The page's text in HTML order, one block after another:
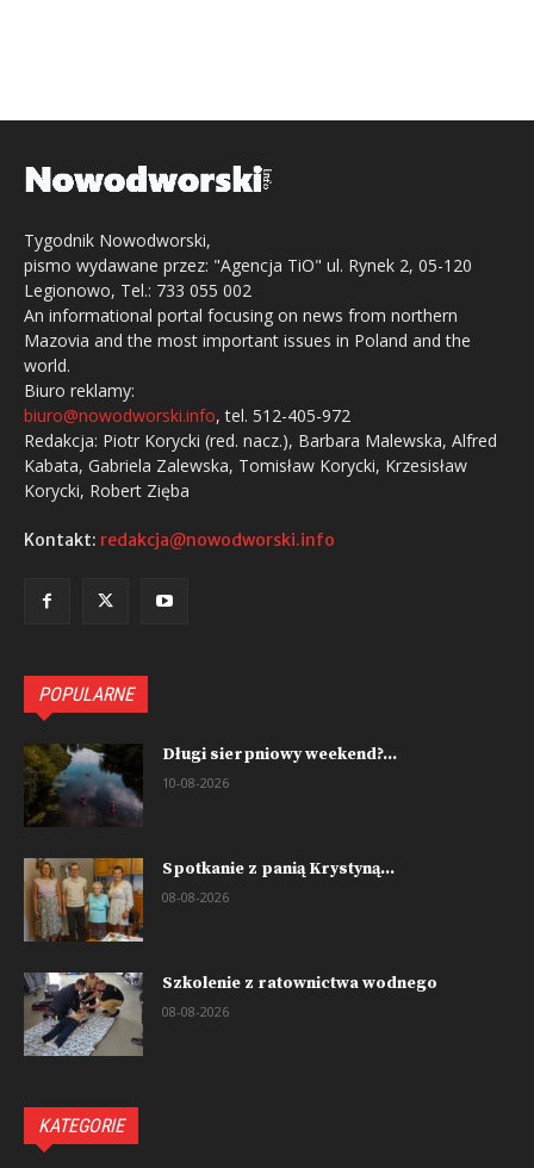
Tygodnik Nowodworski,
pismo wydawane przez: "Agencja TiO" ul. Rynek 2, 05-120
Legionowo, Tel.: 733 055 002
An informational portal focusing on news from northern
Mazovia and the most important issues in Poland and the
world.
Biuro reklamy:
biuro@nowodworski.info, tel. 512-405-972
Redakcja: Piotr Korycki (red. nacz.), Barbara Malewska, Alfred
Kabata, Gabriela Zalewska, Tomisław Korycki, Krzesisław
Korycki, Robert Zięba
Kontakt: redakcja@nowodworski.info
POPULARNE
Długi sierpniowy weekend?...
10-08-2026
Spotkanie z panią Krystyną...
08-08-2026
Szkolenie z ratownictwa wodnego
08-08-2026
KATEGORIE